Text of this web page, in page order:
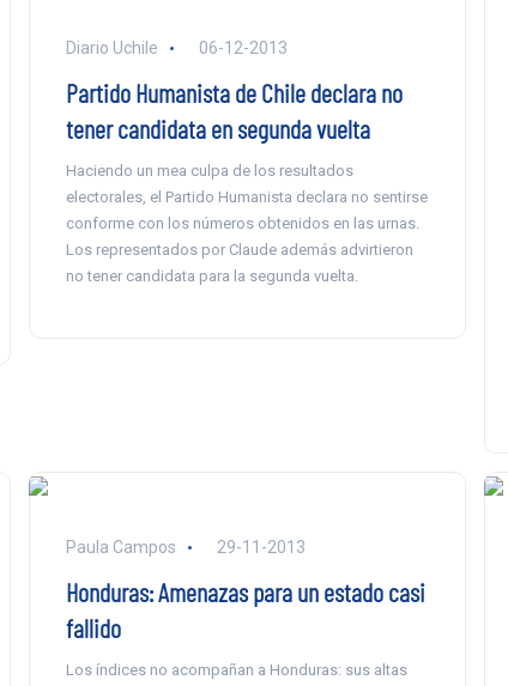
Diario Uchile 06-12-2013
Partido Humanista de Chile declara no
tener candidata en segunda vuelta
Haciendo un mea culpa de los resultados
electorales, el Partido Humanista declara no sentirse
conforme con los números obtenidos en las urnas.
Los representados por Claude además advirtieron
no tener candidata para la segunda vuelta.
Paula Campos 29-11-2013
Honduras: Amenazas para un estado casi
fallido
Los índices no acompañan a Honduras: sus altas